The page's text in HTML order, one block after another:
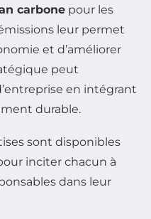
carbone pour les
leur permet
et d’améliorer
peut
en intégrant
durable.
sont disponibles
inciter chacun à
dans leur